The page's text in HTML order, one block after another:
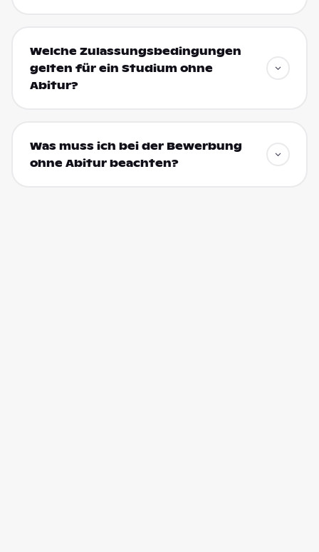
Welche Zulassungsbedingungen
gelten für ein Studium ohne
Abitur?
Was muss ich bei der Bewerbung
ohne Abitur beachten?